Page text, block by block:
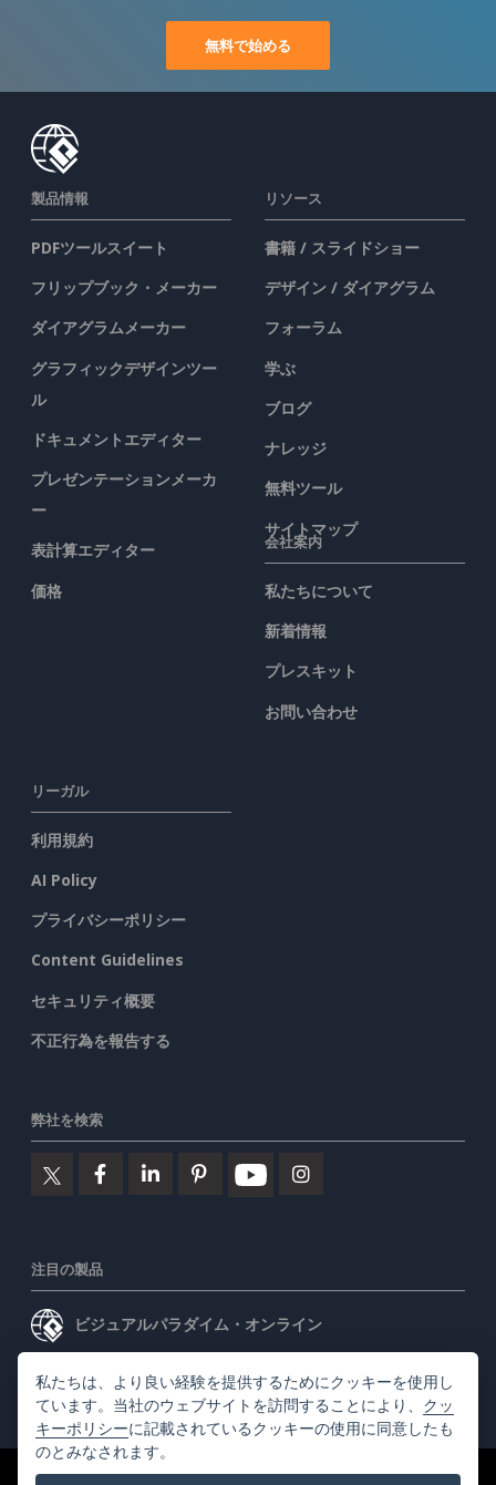
無料で始める
製品情報
PDFツールスイート
フリップブック・メーカー
ダイアグラムメーカー
グラフィックデザインツー
ル
ドキュメントエディター
プレゼンテーションメーカ
ー
表計算エディター
価格
リソース
書籍 / スライドショー
デザイン / ダイアグラム
フォーラム
学ぶ
ブログ
ナレッジ
無料ツール
サイトマップ
会社案内
私たちについて
新着情報
プレスキット
お問い合わせ
リーガル
利用規約
AI Policy
プライバシーポリシー
Content Guidelines
セキュリティ概要
不正行為を報告する
弊社を検索
注目の製品
ビジュアルパラダイム・オンライン
ビジュアルパラダイムデスクトップ
私たちは、より良い経験を提供するためにクッキーを使用し
ています。当社のウェブサイトを訪問することにより、 クッ
キーポリシーに記載されているクッキーの使用に同意したも
のとみなされます。